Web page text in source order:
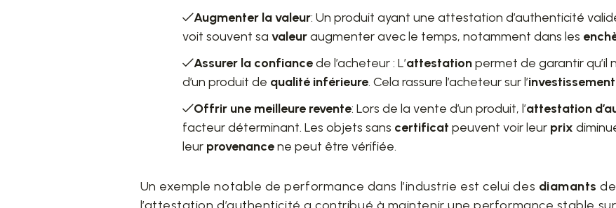
Augmenter la valeur: Un produit ayant une attestation d’authenticité
voit souvent sa valeuraugmenter avec le temps, notamment dans les
Assurer la confiancede l’acheteur : L’attestationpermet de garantir qu’il
d’un produit de qualité inférieure. Cela rassure l’acheteur sur l’investissement
Offrir une meilleure revente: Lors de la vente d’un produit, l’attestation
facteur déterminant. Les objets sans certificat peuvent voir leur prix
leur provenancene peut être vérifiée.
Un exemple notable de performance dans l’industrie est celui des diamants